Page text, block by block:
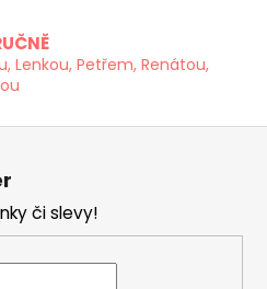
v
k
ý
s
u
Lenkou, Petřem, Renátou,
či slevy!